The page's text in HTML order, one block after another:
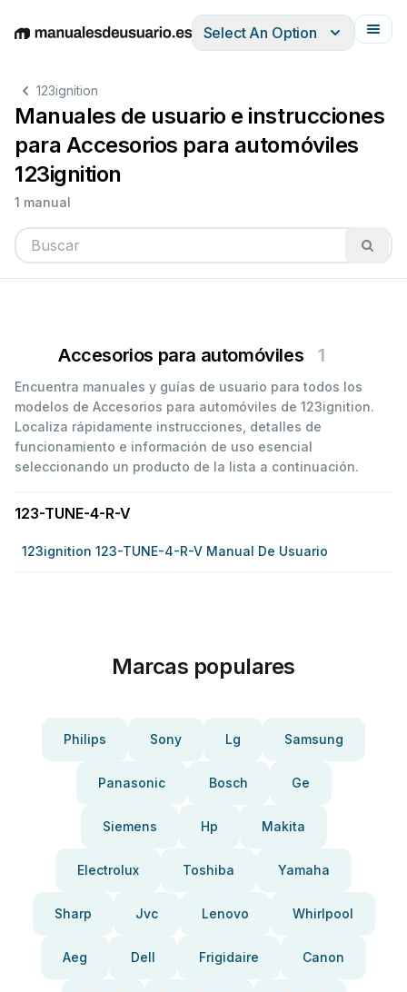
EnglishDeutschEspañolItalianoFrançais
Select An Option
123ignition
Manuales de usuario e instrucciones
para Accesorios para automóviles
123ignition
1 manual
Accesorios para automóviles 1
Encuentra manuales y guías de usuario para todos los
modelos de Accesorios para automóviles de 123ignition.
Localiza rápidamente instrucciones, detalles de
funcionamiento e información de uso esencial
seleccionando un producto de la lista a continuación.
123-TUNE-4-R-V
123ignition 123-TUNE-4-R-V Manual De Usuario
Marcas populares
Philips Sony Lg Samsung
Panasonic Bosch Ge
Siemens Hp Makita
Electrolux Toshiba Yamaha
Sharp Jvc Lenovo Whirlpool
Aeg Dell Frigidaire Canon